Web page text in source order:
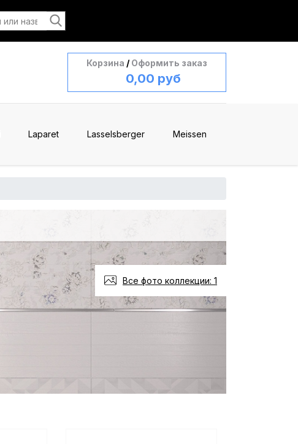
Корзина / Оформить заказ
0,00 руб
Laparet Lasselsberger Meissen
Все фото коллекции: 1